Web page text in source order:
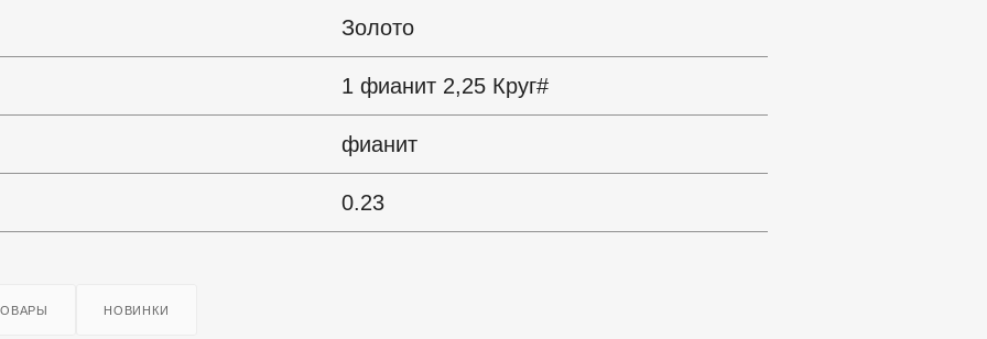
Золото
1 фианит 2,25 Круг#
фианит
0.23
НОВИНКИ